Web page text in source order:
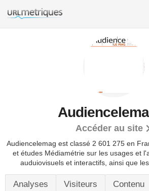
Accéder au site
Audiencelemag est classé 2 601 275 en
et études Médiamétrie sur les usages et
auduiovisuels et interactifs, ainsi que
Analyses Visiteurs Contenu